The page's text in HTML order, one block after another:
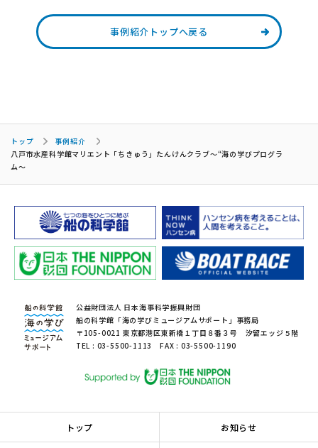
事例紹介トップへ戻る
トップ
事例紹介
八戸市水産科学館マリエント「ちきゅう」たんけんクラブ～“海の学びプログラ
ム～
公益財団法人 日本海事科学振興財団
船の科学館「海の学びミュージアムサポート」事務局
〒105-0021 東京都港区東新橋１丁目８番３号 汐留エッジ５階
TEL : 03-5500-1113 FAX : 03-5500-1190
トップ お知らせ